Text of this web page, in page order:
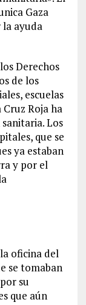
Gaza
ayuda
Derechos
de los
escuelas
Roja ha
Los
que se
ya estaban
y por el
oficina del
se tomaban
su
que aún